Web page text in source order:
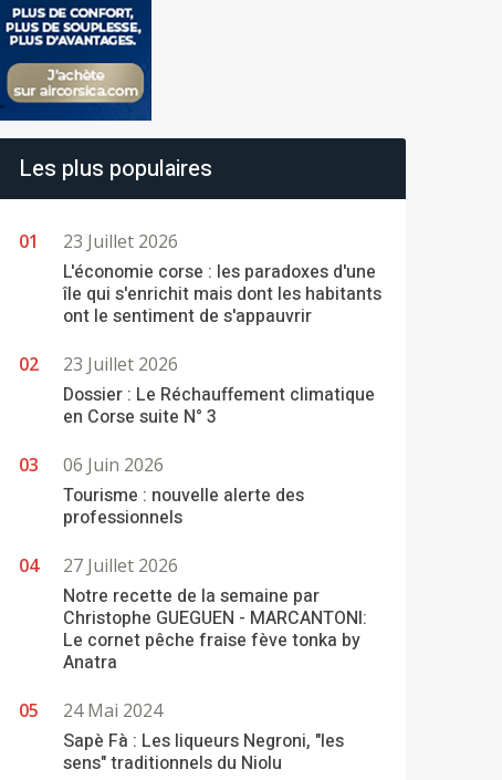
Les plus populaires
23 Juillet 2026
L'économie corse : les paradoxes d'une
île qui s'enrichit mais dont les habitants
ont le sentiment de s'appauvrir
23 Juillet 2026
Dossier : Le Réchauffement climatique
en Corse suite N° 3
06 Juin 2026
Tourisme : nouvelle alerte des
professionnels
27 Juillet 2026
Notre recette de la semaine par
Christophe GUEGUEN - MARCANTONI:
Le cornet pêche fraise fève tonka by
Anatra
24 Mai 2024
Sapè Fà : Les liqueurs Negroni, "les
sens" traditionnels du Niolu